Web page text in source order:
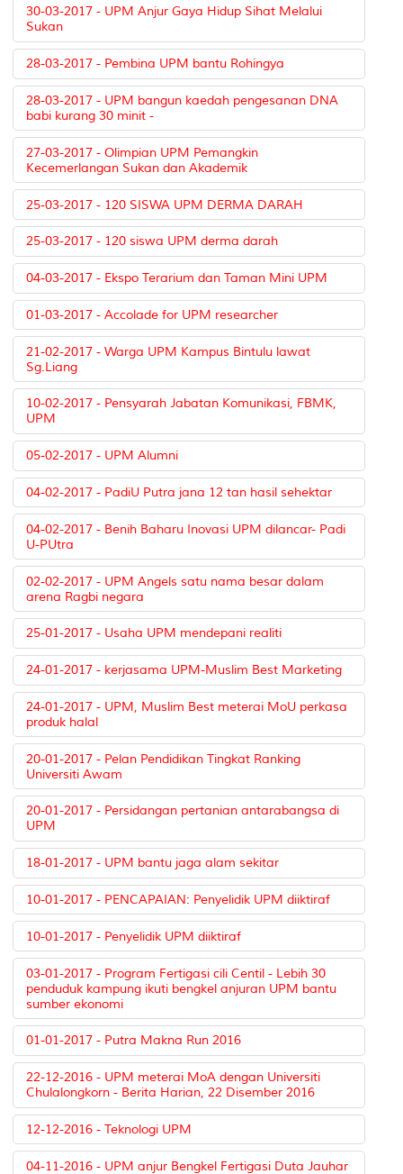
30-03-2017 - UPM Anjur Gaya Hidup Sihat Melalui
Sukan
28-03-2017 - Pembina UPM bantu Rohingya
28-03-2017 - UPM bangun kaedah pengesanan DNA
babi kurang 30 minit -
27-03-2017 - Olimpian UPM Pemangkin
Kecemerlangan Sukan dan Akademik
25-03-2017 - 120 SISWA UPM DERMA DARAH
25-03-2017 - 120 siswa UPM derma darah
04-03-2017 - Ekspo Terarium dan Taman Mini UPM
01-03-2017 - Accolade for UPM researcher
21-02-2017 - Warga UPM Kampus Bintulu lawat
Sg.Liang
10-02-2017 - Pensyarah Jabatan Komunikasi, FBMK,
UPM
05-02-2017 - UPM Alumni
04-02-2017 - PadiU Putra jana 12 tan hasil sehektar
04-02-2017 - Benih Baharu Inovasi UPM dilancar- Padi
U-PUtra
02-02-2017 - UPM Angels satu nama besar dalam
arena Ragbi negara
25-01-2017 - Usaha UPM mendepani realiti
24-01-2017 - kerjasama UPM-Muslim Best Marketing
24-01-2017 - UPM, Muslim Best meterai MoU perkasa
produk halal
20-01-2017 - Pelan Pendidikan Tingkat Ranking
Universiti Awam
20-01-2017 - Persidangan pertanian antarabangsa di
UPM
18-01-2017 - UPM bantu jaga alam sekitar
10-01-2017 - PENCAPAIAN: Penyelidik UPM diiktiraf
10-01-2017 - Penyelidik UPM diiktiraf
03-01-2017 - Program Fertigasi cili Centil - Lebih 30
penduduk kampung ikuti bengkel anjuran UPM bantu
sumber ekonomi
01-01-2017 - Putra Makna Run 2016
22-12-2016 - UPM meterai MoA dengan Universiti
Chulalongkorn - Berita Harian, 22 Disember 2016
12-12-2016 - Teknologi UPM
04-11-2016 - UPM anjur Bengkel Fertigasi Duta Jauhar